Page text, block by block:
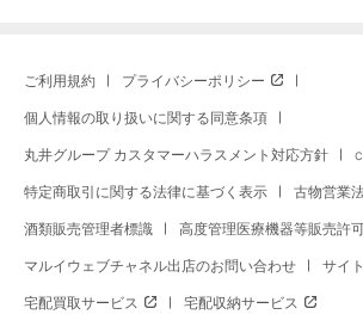
ご利用規約 プライバシーポリシー
個人情報の取り扱いに関する同意条項
丸井グループ カスタマーハラスメント対応方針
特定商取引に関する法律に基づく表示 古物営業
酒類販売管理者標識 高度管理医療機器等販売許
マルイウェブチャネル出店のお問い合わせ サイ
宅配買取サービス 宅配収納サービス